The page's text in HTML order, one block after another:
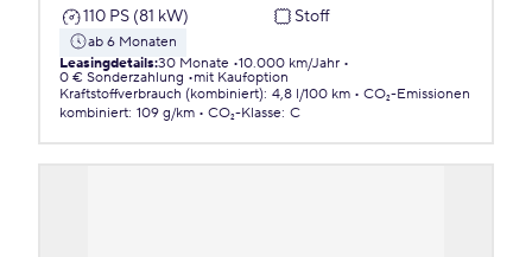
110 PS (81 kW)
Stoff
ab 6 Monaten
Leasingdetails:30 Monate 10.000 km/Jahr
0 € Sonderzahlung
mit Kaufoption
Kraftstoffverbrauch (kombiniert): 4,8 l/100 km
CO₂-Emissionen
kombiniert: 109 g/km CO₂-Klasse: C